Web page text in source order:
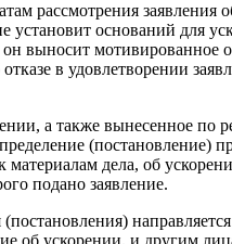
рассмотрения заявления
установит оснований для
он выносит мотивированное
в удовлетворении
а также вынесенное по
(постановление)
материалам дела, об
подано заявление.
об ускорении, и другим